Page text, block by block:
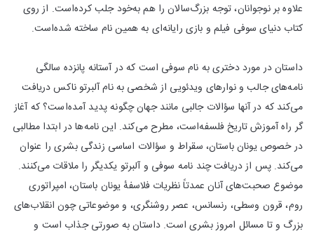
علاوه بر نوجوانان، توجه بزرگ‌سالان را هم به‌خود جلب کرده‌است. از روی
کتاب دنیای سوفی فیلم و بازی رایانه‌ای به همین نام ساخته شده‌است.
داستان در مورد دختری به نام سوفی است که در آستانه پانزده سالگی
نامه‌های جالب و نوارهای ویدئویی از شخصی به نام آلبرتو ناکس دریافت
می‌کند که در آنها سؤالات جالبی مانند جهان چگونه پدید آمده‌است؟ که آغاز
گر راه آموزش تاریخ فلسفه‌است، مطرح می‌کند. این نامه‌ها در ابتدا مطالبی
در خصوص یونان باستان، سقراط و سؤالات اساسی زندگی بشری را عنوان
می‌کند. پس از دریافت چند نامه سوفی و آلبرتو یکدیگر را ملاقات می‌کنند.
موضوع صحبت‌های آنان عمدتاً نظریات فلاسفهٔ یونان باستان، امپراتوری
روم، قرون وسطی، رنسانس، عصر روشنگری، و موضوعاتی چون انقلاب‌های
بزرگ و تا مسائل امروز بشری است. داستان به صورتی جذاب است و